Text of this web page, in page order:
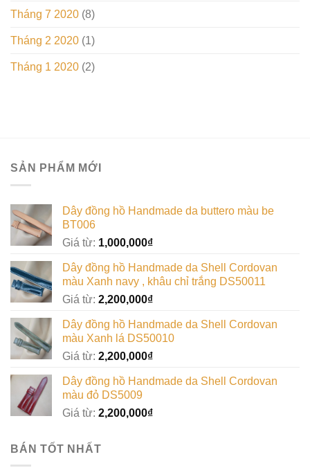
Tháng 7 2020 (8)
Tháng 2 2020 (1)
Tháng 1 2020 (2)
SẢN PHẨM MỚI
Dây đồng hồ Handmade da buttero màu be
BT006
Giá từ: 1,000,000₫
Dây đồng hồ Handmade da Shell Cordovan
màu Xanh navy , khâu chỉ trắng DS50011
Giá từ: 2,200,000₫
Dây đồng hồ Handmade da Shell Cordovan
màu Xanh lá DS50010
Giá từ: 2,200,000₫
Dây đồng hồ Handmade da Shell Cordovan
màu đỏ DS5009
Giá từ: 2,200,000₫
BÁN TỐT NHẤT